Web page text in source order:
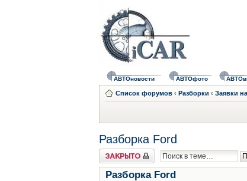
АВТОновости АВТОфото
Список форумов ‹ Разборки ‹ Заявки
Разборка Ford
Закрыто
Разборка Ford